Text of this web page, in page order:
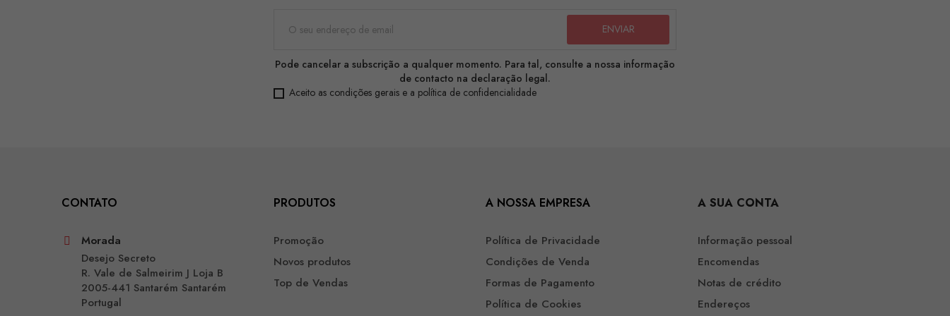
Pode cancelar a subscrição a qualquer momento. Para tal, consulte a nossa informação
de contacto na declaração legal.
Aceito as condições gerais e a política de confidencialidade
CONTATO
Morada
Desejo Secreto
R. Vale de Salmeirim J Loja B
2005-441 Santarém Santarém
Portugal
PRODUTOS
Promoção
Novos produtos
Top de Vendas
A NOSSA EMPRESA
Política de Privacidade
Condições de Venda
Formas de Pagamento
Política de Cookies
A SUA CONTA
Informação pessoal
Encomendas
Notas de crédito
Endereços